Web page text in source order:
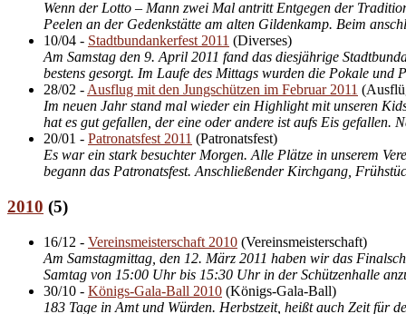
Wenn der Lotto – Mann zwei Mal antritt Entgegen der
Peelen an der Gedenkstätte am alten Gildenkamp. Beim
10/04 - Stadtbundankerfest 2011 (Diverses)
Am Samstag den 9. April 2011 fand das diesjährige
bestens gesorgt. Im Laufe des Mittags wurden die Pokale und
28/02 - Ausflug mit den Jungschützen im Februar 2011 (
Im neuen Jahr stand mal wieder ein Highlight mit unseren
hat es gut gefallen, der eine oder andere ist aufs Eis
20/01 - Patronatsfest 2011 (Patronatsfest)
Es war ein stark besuchter Morgen. Alle Plätze in unserem
begann das Patronatsfest. Anschließender Kirchgang,
2010 (5)
16/12 - Vereinsmeisterschaft 2010 (Vereinsmeisterschaft)
Am Samstagmittag, den 12. März 2011 haben wir das
Samtag von 15:00 Uhr bis 15:30 Uhr in der Schützenhalle
30/10 - Königs-Gala-Ball 2010 (Königs-Gala-Ball)
183 Tage in Amt und Würden. Herbstzeit, heißt auch Zeit für